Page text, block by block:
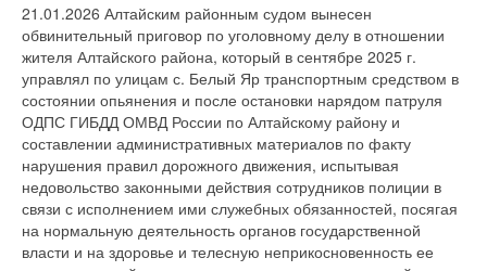
21.01.2026 Алтайским районным судом вынесен
обвинительный приговор по уголовному делу в отношении
жителя Алтайского района, который в сентябре 2025 г.
управлял по улицам с. Белый Яр транспортным средством в
состоянии опьянения и после остановки нарядом патруля
ОДПС ГИБДД ОМВД России по Алтайскому району и
составлении административных материалов по факту
нарушения правил дорожного движения, испытывая
недовольство законными действия сотрудников полиции в
связи с исполнением ими служебных обязанностей, посягая
на нормальную деятельность органов государственной
власти и на здоровье и телесную неприкосновенность ее